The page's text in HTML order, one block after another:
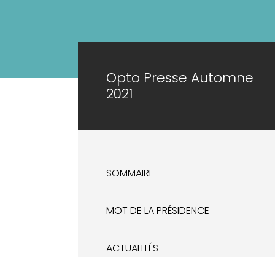
Opto Presse Automne
2021
SOMMAIRE
MOT DE LA PRÉSIDENCE
ACTUALITÉS